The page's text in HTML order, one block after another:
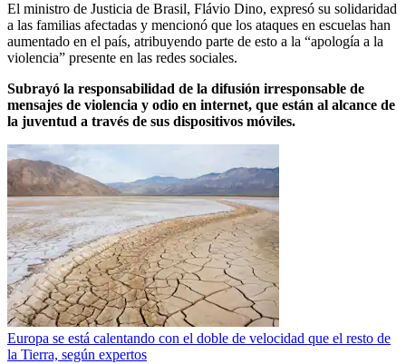
El ministro de Justicia de Brasil, Flávio Dino, expresó su solidaridad
a las familias afectadas y mencionó que los ataques en escuelas han
aumentado en el país, atribuyendo parte de esto a la “apología a la
violencia” presente en las redes sociales.
Subrayó la responsabilidad de la difusión irresponsable de
mensajes de violencia y odio en internet, que están al alcance de
la juventud a través de sus dispositivos móviles.
Europa se está calentando con el doble de velocidad que el resto de
la Tierra, según expertos